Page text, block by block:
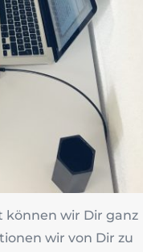
können wir Dir ganz
wir von Dir zu